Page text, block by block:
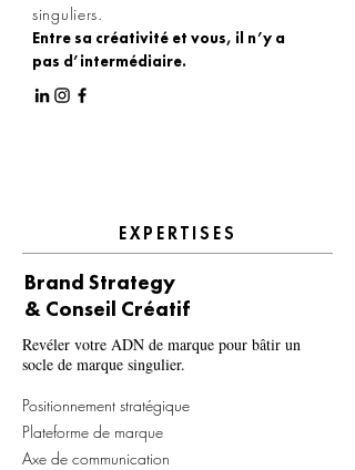
singuliers.
Entre sa créativité et vous, il n’y a
pas d’intermédiaire.
EXPERTISES
Brand Strategy
& Conseil Créatif
Revéler votre ADN de marque pour bâtir un
socle de marque singulier.
Positionnement stratégique
Plateforme de marque
Axe de communication